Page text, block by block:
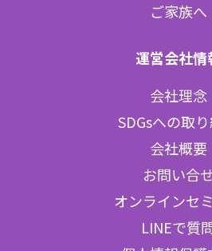
ご家族へ
運営会社情
会社理念
SDGsへの取
会社概要
お問い合
オンラインセ
LINEで質